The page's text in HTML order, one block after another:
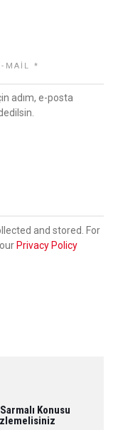
adım, e-posta
and stored. For
Privacy Policy
Konusu